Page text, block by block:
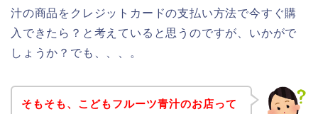
汁の商品をクレジットカードの支払い方法で今すぐ購
入できたら？と考えていると思うのですが、いかがで
しょうか？でも、、、。
そもそも、こどもフルーツ青汁のお店って